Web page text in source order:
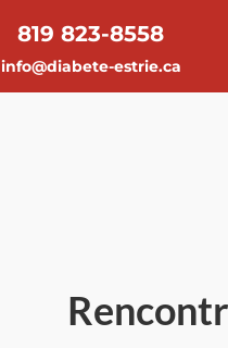
819 823-8558
info@diabete-estrie.ca